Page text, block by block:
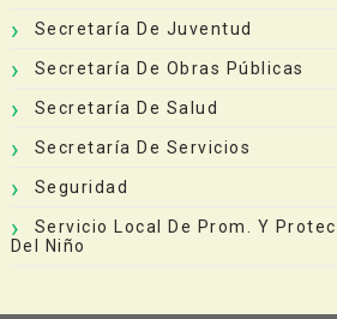
Secretaría De Juventud
Secretaría De Obras Públicas
Secretaría De Salud
Secretaría De Servicios
Seguridad
Servicio Local De Prom. Y
Del Niño